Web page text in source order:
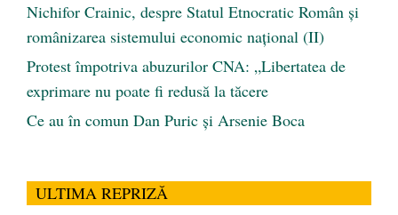
Nichifor Crainic, despre Statul Etnocratic Român şi
românizarea sistemului economic naţional (II)
Protest împotriva abuzurilor CNA: „Libertatea de
exprimare nu poate fi redusă la tăcere
Ce au în comun Dan Puric şi Arsenie Boca
ULTIMA REPRIZĂ